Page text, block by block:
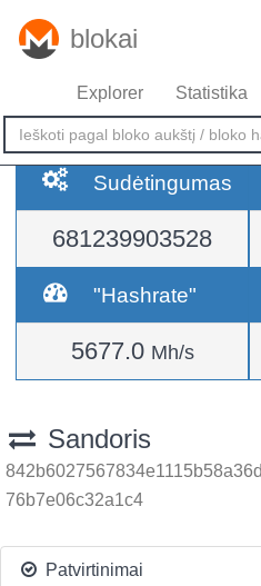
blokai
Explorer Statistika
Sudėtingumas
681239903528
"Hashrate"
5677.0 Mh/s
Sandoris
76b7e06c32a1c4
Patvirtinimai